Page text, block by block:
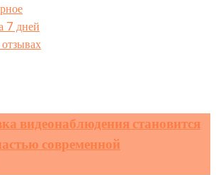
7 дней
видеонаблюдения становится
современной